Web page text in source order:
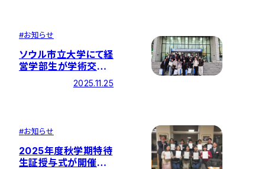
#お知らせ
ソウル市立大学にて経
営学部生が学術交流
会に参加しました！
2025.11.25
#お知らせ
2025年度秋学期特待
生証授与式が開催さ